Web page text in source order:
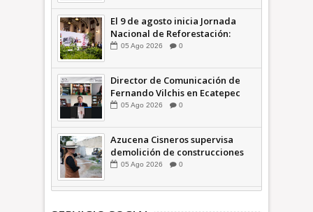
El 9 de agosto inicia Jornada
Nacional de Reforestación:
presidenta Sheinbaum +Video
05 Ago 2026 0
Director de Comunicación de
Fernando Vilchis en Ecatepec
financió publicaciones en redes
Cisneros: TEEM | INFORMATIVA
05 Ago 2026 0
Azucena Cisneros supervisa
demolición de construcciones
ilegales en zona federal
05 Ago 2026 0